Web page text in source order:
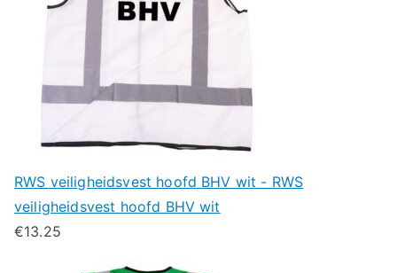
RWS veiligheidsvest hoofd BHV wit - RWS
veiligheidsvest hoofd BHV wit
€13.25